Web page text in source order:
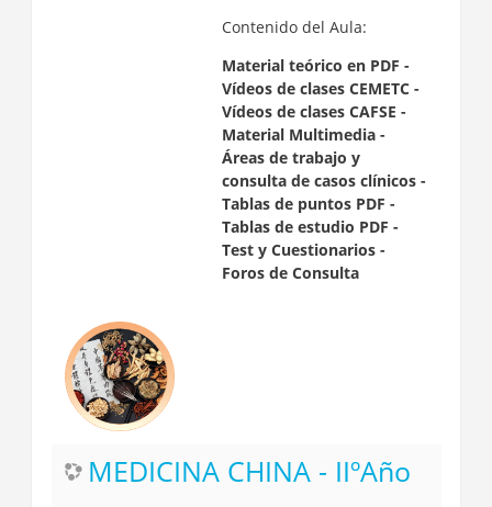
Contenido del Aula:
Material teórico en PDF -
Vídeos de clases CEMETC -
Vídeos de clases CAFSE -
Material Multimedia -
Áreas de trabajo y
consulta de casos clínicos -
Tablas de puntos PDF -
Tablas de estudio PDF -
Test y Cuestionarios -
Foros de Consulta
MEDICINA CHINA - IIºAño